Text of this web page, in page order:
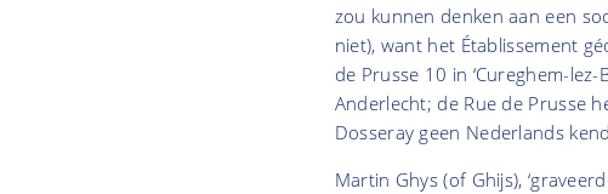
zou kunnen denken aan een
niet), want het Établissement
de Prusse 10 in ‘Cureghem-
Anderlecht; de Rue de Prusse
Dosseray geen Nederlands
Martin Ghys (of Ghijs),